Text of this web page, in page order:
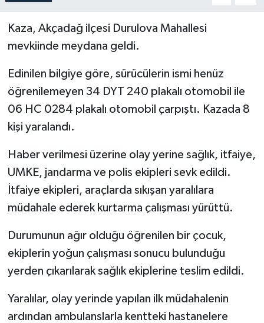
Kaza, Akçadağ ilçesi Durulova Mahallesi
mevkiinde meydana geldi.
Edinilen bilgiye göre, sürücülerin ismi henüz
öğrenilemeyen 34 DYT 240 plakalı otomobil ile
06 HC 0284 plakalı otomobil çarpıştı. Kazada 8
kişi yaralandı.
Haber verilmesi üzerine olay yerine sağlık, itfaiye,
UMKE, jandarma ve polis ekipleri sevk edildi.
İtfaiye ekipleri, araçlarda sıkışan yaralılara
müdahale ederek kurtarma çalışması yürüttü.
Durumunun ağır olduğu öğrenilen bir çocuk,
ekiplerin yoğun çalışması sonucu bulunduğu
yerden çıkarılarak sağlık ekiplerine teslim edildi.
Yaralılar, olay yerinde yapılan ilk müdahalenin
ardından ambulanslarla kentteki hastanelere